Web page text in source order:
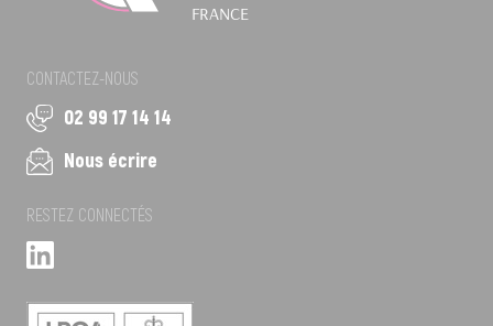
FRANCE
CONTACTEZ-NOUS
02 99 17 14 14
Nous écrire
RESTEZ CONNECTÉS